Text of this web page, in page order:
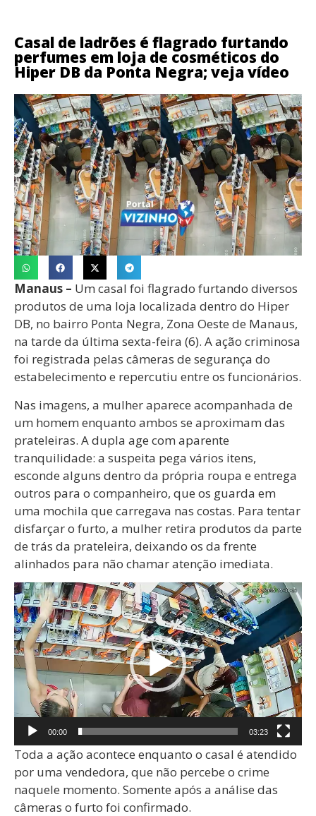
Casal de ladrões é flagrado furtando
perfumes em loja de cosméticos do
Hiper DB da Ponta Negra; veja vídeo
Manaus – Um casal foi flagrado furtando diversos
produtos de uma loja localizada dentro do Hiper
DB, no bairro Ponta Negra, Zona Oeste de Manaus,
na tarde da última sexta-feira (6). A ação criminosa
foi registrada pelas câmeras de segurança do
estabelecimento e repercutiu entre os funcionários.
Nas imagens, a mulher aparece acompanhada de
um homem enquanto ambos se aproximam das
prateleiras. A dupla age com aparente
tranquilidade: a suspeita pega vários itens,
esconde alguns dentro da própria roupa e entrega
outros para o companheiro, que os guarda em
uma mochila que carregava nas costas. Para tentar
disfarçar o furto, a mulher retira produtos da parte
de trás da prateleira, deixando os da frente
alinhados para não chamar atenção imediata.
Tocador
de
vídeo
00:00 03:23
Toda a ação acontece enquanto o casal é atendido
por uma vendedora, que não percebe o crime
naquele momento. Somente após a análise das
câmeras o furto foi confirmado.